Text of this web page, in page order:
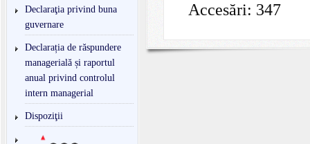
Declaraţia privind buna
guvernare
Declarația de răspundere
managerială și raportul
anual privind controlul
intern managerial
Dispoziţii
Accesări: 347